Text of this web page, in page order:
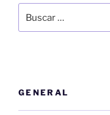
por:
GENERAL